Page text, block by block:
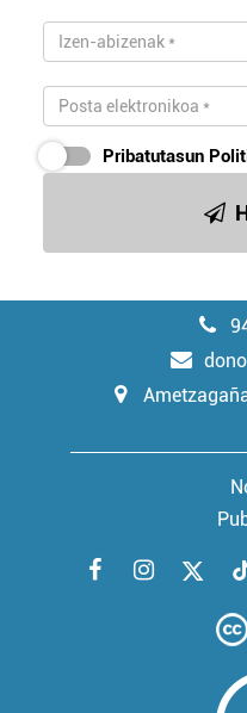
Pribatutasun